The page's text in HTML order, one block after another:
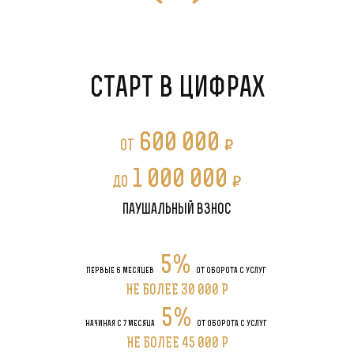
Старт в цифрах
от 600 000 P
до 1 000 000 P
паушальный взнос
ПЕРВЫЕ 6 МЕСЯЦЕВ 5% ОТ ОБОРОТА С УСЛУГ
НЕ БОЛЕЕ 30 000 P
НАЧИНАЯ С 7 МЕСЯЦА 5% ОТ ОБОРОТА С УСЛУГ
НЕ БОЛЕЕ 45 000 P